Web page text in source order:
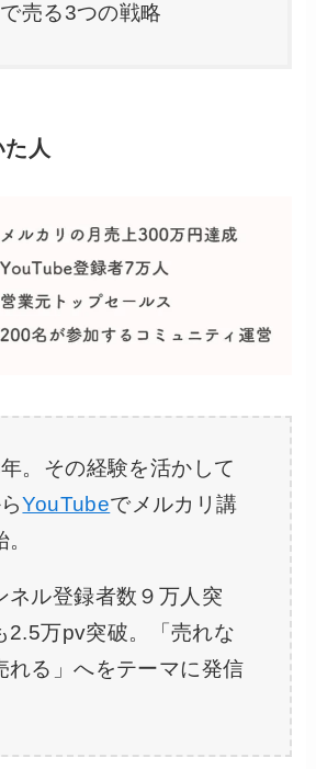
売る3つの戦略
人
。その経験を活かして
YouTubeでメルカリ講
ネル登録者数９万人突
2.5万pv突破。「売れな
れる」へをテーマに発信